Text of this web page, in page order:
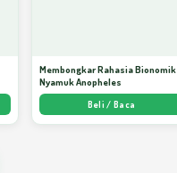
Membongkar Rahasia Bionomik
Nyamuk Anopheles
Beli / Baca